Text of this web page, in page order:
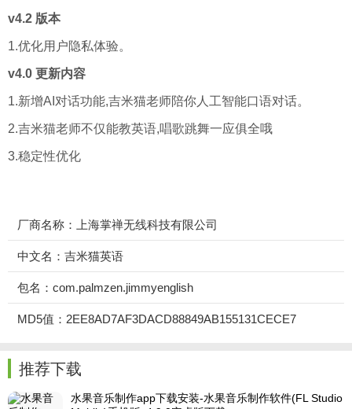
v4.2 版本
1.优化用户隐私体验。
v4.0 更新内容
1.新增AI对话功能,吉米猫老师陪你人工智能口语对话。
2.吉米猫老师不仅能教英语,唱歌跳舞一应俱全哦
3.稳定性优化
厂商名称：上海掌禅无线科技有限公司
中文名：吉米猫英语
包名：com.palmzen.jimmyenglish
MD5值：2EE8AD7AF3DACD88849AB155131CECE7
推荐下载
水果音乐制作app下载安装-水果音乐制作软件(FL Studio